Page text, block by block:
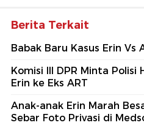
Berita Terkait
Babak Baru Kasus Erin Vs
Komisi III DPR Minta Polisi
Erin ke Eks ART
Anak-anak Erin Marah
Sebar Foto Privasi di